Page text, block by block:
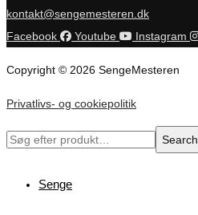
kontakt@sengemesteren.dk
Facebook
Youtube Instagram
Copyright © 2026 SengeMesteren
Privatlivs- og cookiepolitik
Search
Search
Senge